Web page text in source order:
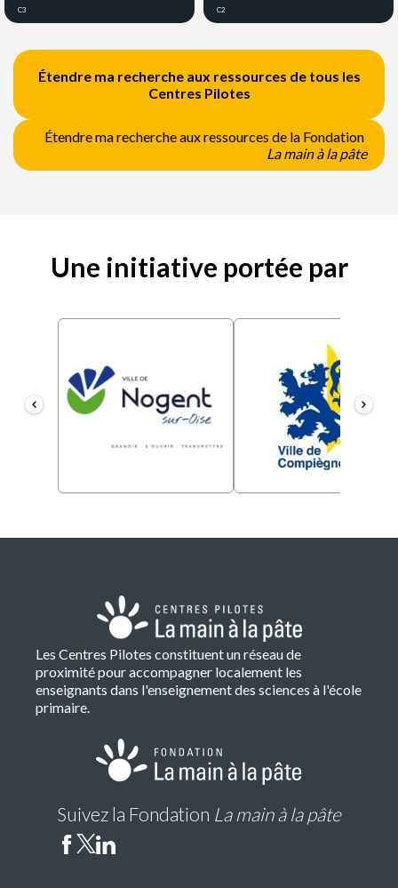
C3 C2
Étendre ma recherche aux ressources de tous les
Centres Pilotes
Étendre ma recherche aux ressources de la Fondation
La main à la pâte
Une initiative portée par
Les Centres Pilotes constituent un réseau de
proximité pour accompagner localement les
enseignants dans l'enseignement des sciences à l'école
primaire.
Suivez la Fondation La main à la pâte